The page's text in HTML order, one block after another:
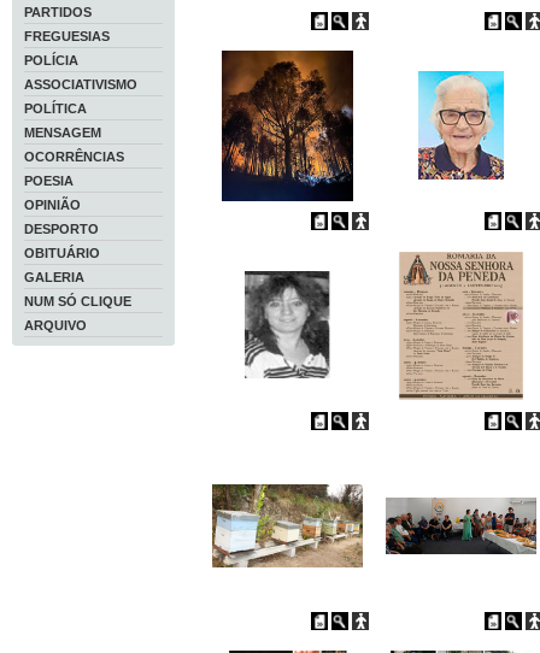
PARTIDOS
FREGUESIAS
POLÍCIA
ASSOCIATIVISMO
POLÍTICA
MENSAGEM
OCORRÊNCIAS
POESIA
OPINIÃO
DESPORTO
OBITUÁRIO
GALERIA
NUM SÓ CLIQUE
ARQUIVO